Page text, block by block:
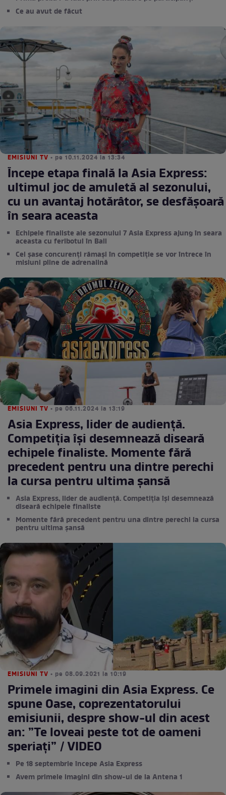
Ce au avut de făcut
EMISIUNI TV • pe 10.11.2024 la 13:34
Începe etapa finală la Asia Express:
ultimul joc de amuletă al sezonului,
cu un avantaj hotărâtor, se desfășoară
în seara aceasta
Echipele finaliste ale sezonului 7 Asia Express ajung în seara
aceasta cu feribotul în Bali
Cei șase concurenți rămași în competiție se vor întrece în
misiuni pline de adrenalină
EMISIUNI TV • pe 06.11.2024 la 13:19
Asia Express, lider de audiență.
Competiția își desemnează diseară
echipele finaliste. Momente fără
precedent pentru una dintre perechi
la cursa pentru ultima șansă
Asia Express, lider de audiență. Competiția își desemnează
diseară echipele finaliste
Momente fără precedent pentru una dintre perechi la cursa
pentru ultima șansă
EMISIUNI TV • pe 08.09.2021 la 10:19
Primele imagini din Asia Express. Ce
spune Oase, coprezentatorului
emisiunii, despre show-ul din acest
an: ”Te loveai peste tot de oameni
speriați” / VIDEO
Pe 18 septembrie începe Asia Express
Avem primele imagini din show-ul de la Antena 1